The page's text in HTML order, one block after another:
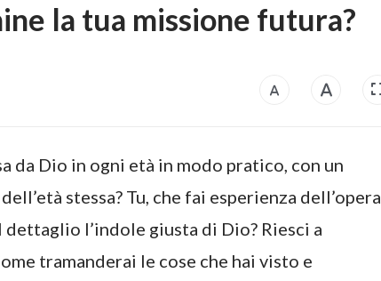
la tua missione futura?
da Dio in ogni età in modo pratico, con un
stessa? Tu, che fai esperienza dell’opera
l’indole giusta di Dio? Riesci a
tramanderai le cose che hai visto e